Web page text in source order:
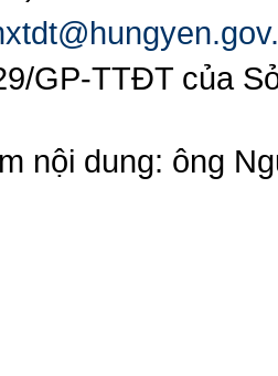
GP-TTĐT của
nội dung: ông